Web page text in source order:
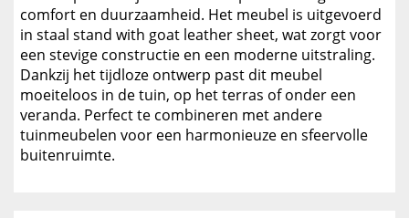
comfort en duurzaamheid. Het meubel is uitgevoerd
in staal stand with goat leather sheet, wat zorgt voor
een stevige constructie en een moderne uitstraling.
Dankzij het tijdloze ontwerp past dit meubel
moeiteloos in de tuin, op het terras of onder een
veranda. Perfect te combineren met andere
tuinmeubelen voor een harmonieuze en sfeervolle
buitenruimte.